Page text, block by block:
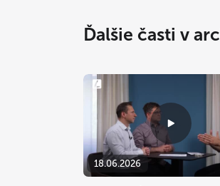
Ďalšie časti v
18.06.2026